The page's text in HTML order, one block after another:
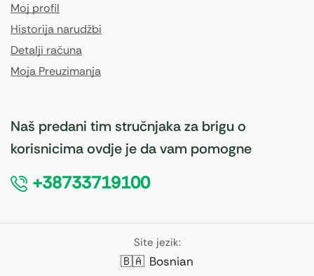
Moj profil
Historija narudžbi
Detalji računa
Moja Preuzimanja
Naš predani tim stručnjaka za brigu o
korisnicima ovdje je da vam pomogne
+38733719100
Site jezik:
🇧🇦 Bosnian